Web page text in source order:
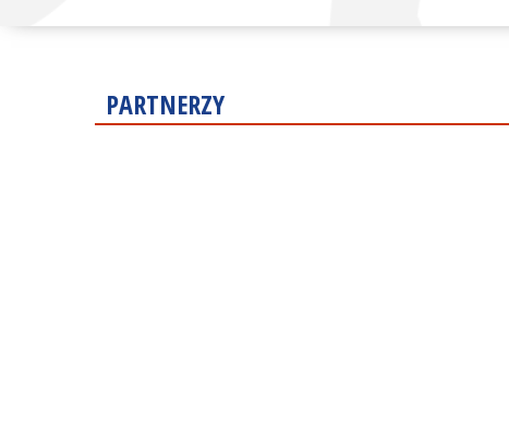
PARTNERZY